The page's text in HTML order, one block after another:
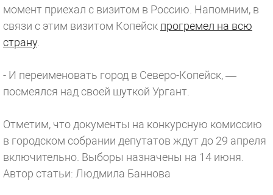
момент приехал с визитом в Россию. Напомним, в
связи с этим визитом Копейск прогремел на всю
страну.
- И переименовать город в Северо-Копейск, —
посмеялся над своей шуткой Ургант.
Отметим, что документы на конкурсную комиссию
в городском собрании депутатов ждут до 29 апреля
включительно. Выборы назначены на 14 июня.
Автор статьи: Людмила Баннова